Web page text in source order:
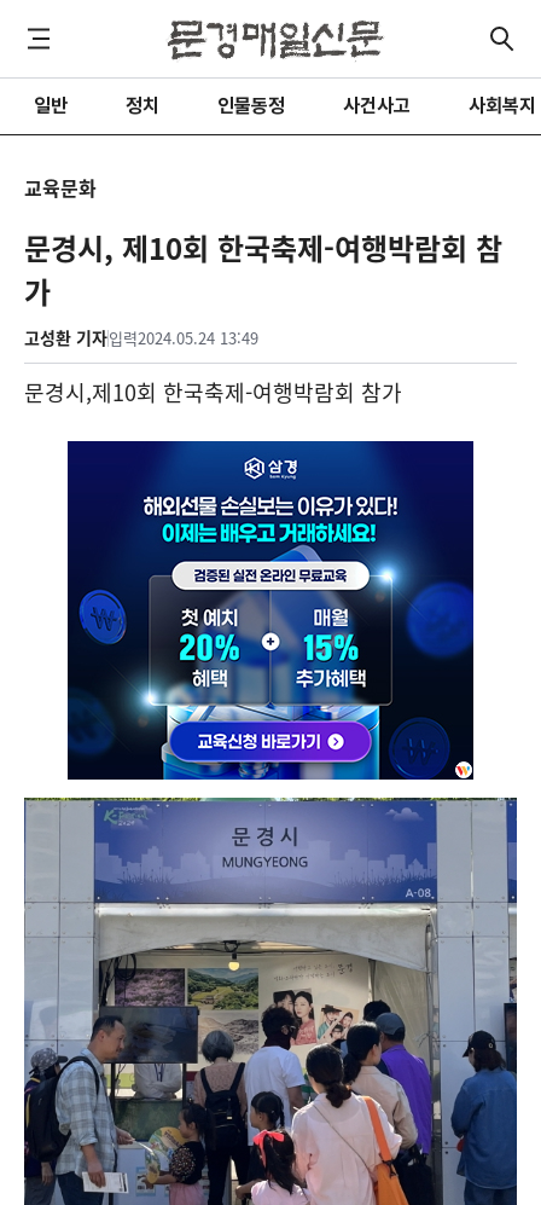
일반 정치 인물동정 사건사고 사회복지
교육문화
문경시, 제10회 한국축제-여행박람회 참
가
고성환 기자입력2024.05.24 13:49
문경시,제10회 한국축제-여행박람회 참가